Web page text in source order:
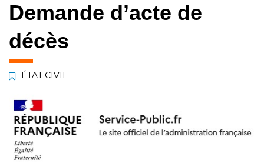
Demande d’acte de
décès
ÉTAT CIVIL